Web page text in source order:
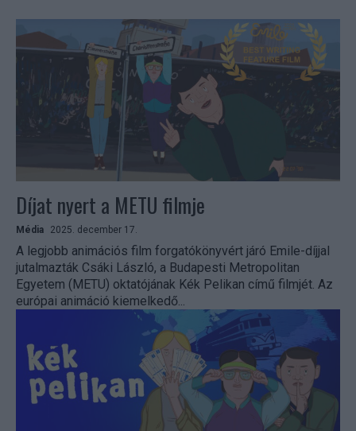
Díjat nyert a METU filmje
Média 2025. december 17.
A legjobb animációs film forgatókönyvért járó Emile-díjjal
jutalmazták Csáki László, a Budapesti Metropolitan
Egyetem (METU) oktatójának Kék Pelikan című filmjét. Az
európai animáció kiemelkedő...